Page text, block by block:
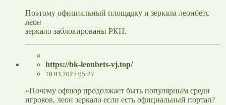
Поэтому официальный площадку и зеркала леонбетс
леон
зеркало заблокированы РКН.
https://bk-leonbets-vj.top/
10.03.2025 05:27
«Почему офшор продолжает быть популярным среди
игроков, леон зеркало если есть официальный портал?